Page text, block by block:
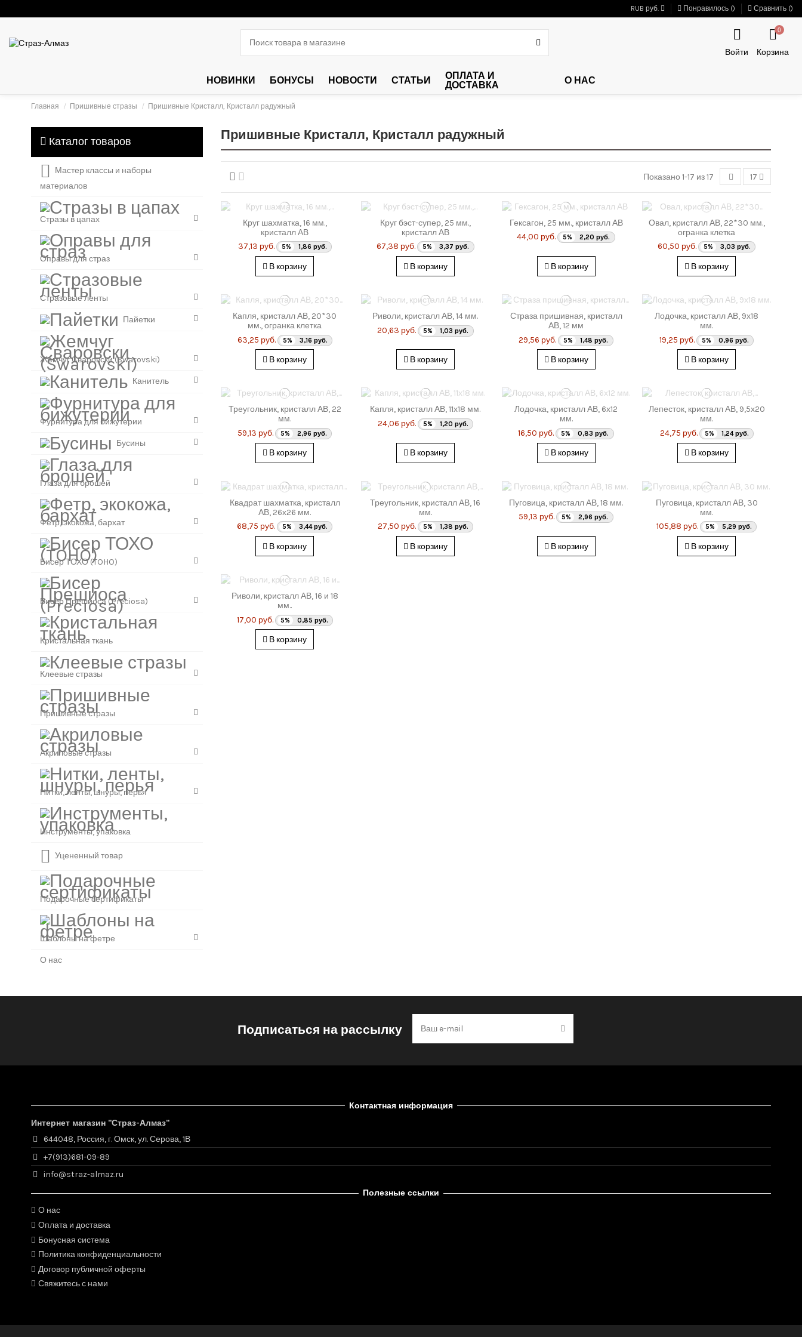
RUB руб. Понравилось () Сравнить ()
Войти
0
Корзина
НОВИНКИ БОНУСЫ НОВОСТИ СТАТЬИ
ОПЛАТА И
ДОСТАВКА
О НАС
Главная Пришивные стразы Пришивные Кристалл, Кристалл радужный
Пришивные Кристалл, Кристалл радужный
Показано 1-17 из 17 17
Круг шахматка, 16 мм.,
кристалл АВ
37,13 руб.
5% 1,86 руб.
В корзину
Круг бэст-супер, 25 мм.,
кристалл АВ
67,38 руб.
5% 3,37 руб.
В корзину
Гексагон, 25 мм., кристалл АВ
44,00 руб.
5% 2,20 руб.
В корзину
Овал, кристалл АВ, 22*30 мм.,
огранка клетка
60,50 руб.
5% 3,03 руб.
В корзину
Капля, кристалл АВ, 20*30
мм., огранка клетка
63,25 руб.
5% 3,16 руб.
В корзину
Риволи, кристалл АВ, 14 мм.
20,63 руб.
5% 1,03 руб.
В корзину
Страза пришивная, кристалл
АВ, 12 мм
29,56 руб.
5% 1,48 руб.
В корзину
Лодочка, кристалл АВ, 9х18
мм.
19,25 руб.
5% 0,96 руб.
В корзину
Треугольник, кристалл АВ, 22
мм.
59,13 руб.
5% 2,96 руб.
В корзину
Капля, кристалл АВ, 11х18 мм.
24,06 руб.
5% 1,20 руб.
В корзину
Лодочка, кристалл АВ, 6х12
мм.
16,50 руб.
5% 0,83 руб.
В корзину
Лепесток, кристалл АВ, 9,5х20
мм.
24,75 руб.
5% 1,24 руб.
В корзину
Квадрат шахматка, кристалл
АВ, 26х26 мм.
68,75 руб.
5% 3,44 руб.
В корзину
Треугольник, кристалл АВ, 16
мм.
27,50 руб.
5% 1,38 руб.
В корзину
Пуговица, кристалл АВ, 18 мм.
59,13 руб.
5% 2,96 руб.
В корзину
Пуговица, кристалл АВ, 30
мм.
105,88 руб.
5% 5,29 руб.
В корзину
Риволи, кристалл АВ, 16 и 18
мм..
17,00 руб.
5% 0,85 руб.
В корзину
Каталог товаров
Мастер классы и наборы
материалов
Стразы в цапах
Оправы для страз
Стразовые ленты
Пайетки
Жемчуг Сваровски (Swarovski)
Канитель
Фурнитура для бижутерии
Бусины
Глаза для брошей
Фетр, экокожа, бархат
Бисер ТОХО (TOHO)
Бисер Прешиоса (Preciosa)
Кристальная ткань
Клеевые стразы
Пришивные стразы
Акриловые стразы
Нитки, ленты, шнуры, перья
Инструменты, упаковка
Уцененный товар
Подарочные сертификаты
Шаблоны на фетре
О нас
Подписаться на рассылку
Контактная информация
Интернет магазин "Страз-Алмаз"
644048, Россия, г. Омск, ул. Серова, 1В
+7(913)681-09-89
info@straz-almaz.ru
Полезные ссылки
О нас
Оплата и доставка
Бонусная система
Политика конфиденциальности
Договор публичной оферты
Свяжитесь с нами